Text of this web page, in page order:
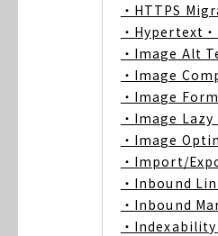
・HTTPS
・Hypertext
・Image Alt
・Image
・Image
・Image
・Image
・Import/
・Inbound
・Inbound
・Indexability